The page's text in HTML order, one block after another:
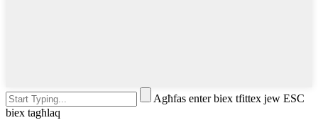
Agħfas enter biex tfittex jew ESC
biex tagħlaq